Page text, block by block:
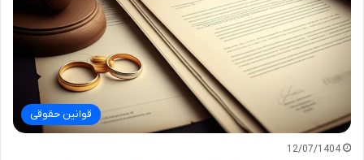
قوانین حقوقی
12/07/1404